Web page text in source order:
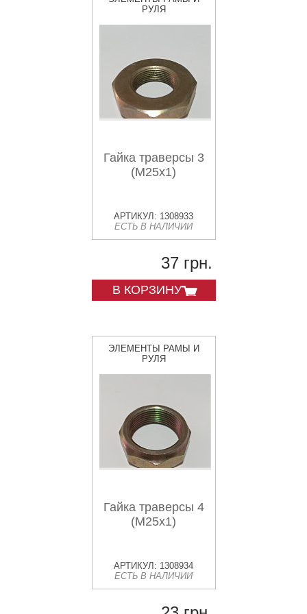
РУЛЯ
Гайка траверсы 3
(М25х1)
АРТИКУЛ: 1308933
ЕСТЬ В НАЛИЧИИ
37 грн.
В КОРЗИНУ
ЭЛЕМЕНТЫ РАМЫ И
РУЛЯ
Гайка траверсы 4
(М25х1)
АРТИКУЛ: 1308934
ЕСТЬ В НАЛИЧИИ